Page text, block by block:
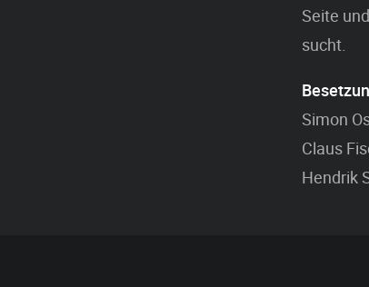
Seite
sucht.
Simon
Claus
Hendrik